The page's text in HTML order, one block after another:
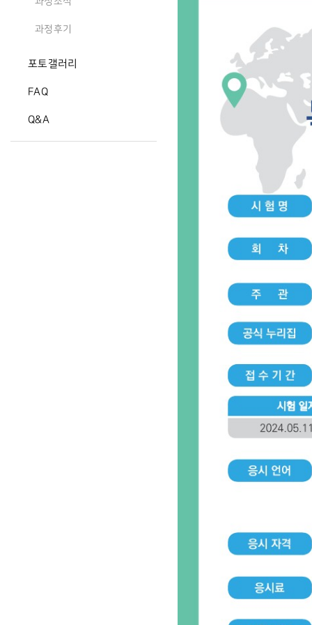
과정후기
포토갤러리
FAQ
Q&A